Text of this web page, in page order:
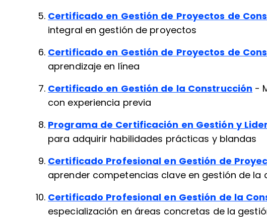
Certificado en Gestión de Proyectos de
integral en gestión de proyectos
Certificado en Gestión de Proyectos de
aprendizaje en línea
Certificado en Gestión de la Construcción -
con experiencia previa
Programa de Certificación en Gestión y
para adquirir habilidades prácticas y blandas
Certificado Profesional en Gestión de
aprender competencias clave en gestión de la
Certificado Profesional en Gestión de la
especialización en áreas concretas de la